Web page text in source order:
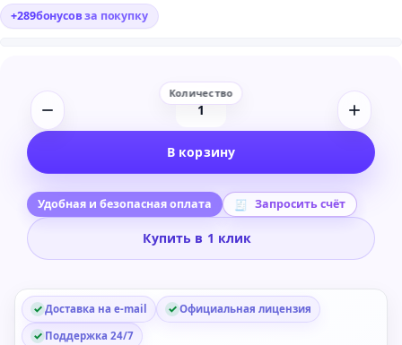
+289бонусовза покупку
Количество
Autodesk
Bridge
2026
В корзину
Удобная и безопасная оплата Запросить счёт
Купить в 1 клик
Доставка на e-mail
Официальная лицензия
Поддержка 24/7